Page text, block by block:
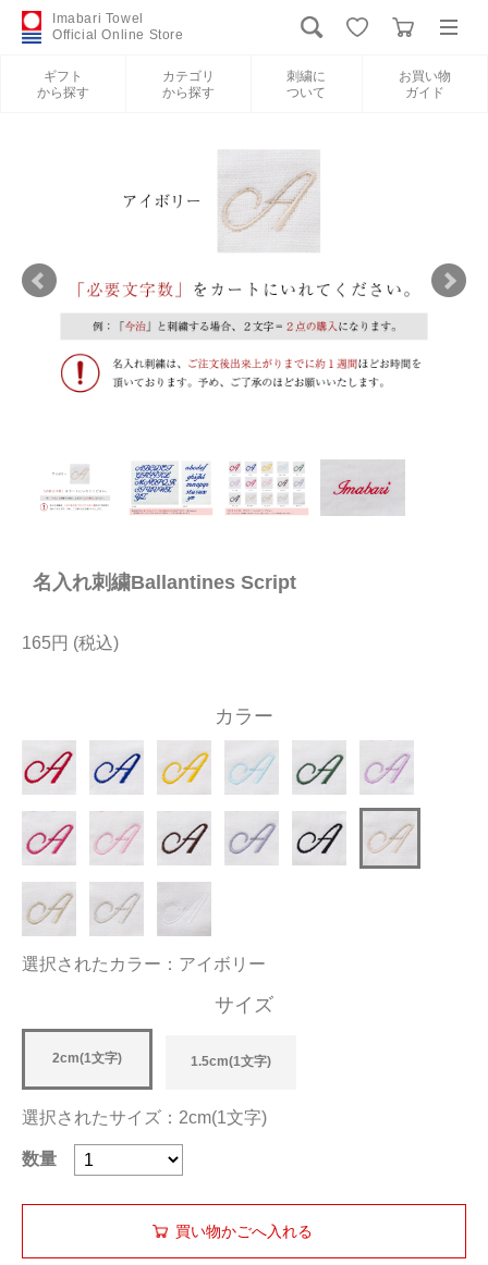
Imabari Towel
Official Online Store
ギフト
から探す
カテゴリ
から探す
刺繍に
ついて
お買い物
ガイド
新規会員登録
刺繍について
お買い物ガイド
当サイトについて
規約
お問い合わせ
名入れ刺繍Ballantines Script
165円
カラー
選択されたカラー：アイボリー
サイズ
2cm(1文字) 1.5cm(1文字)
選択されたサイズ：2cm(1文字)
数量